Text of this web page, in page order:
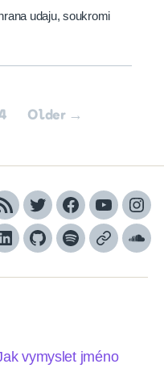
udaju,soukromi
Older →
RSS TwitterFacebook
YouTube
LinkedInGithubSpotifyApple
vymyslet jméno